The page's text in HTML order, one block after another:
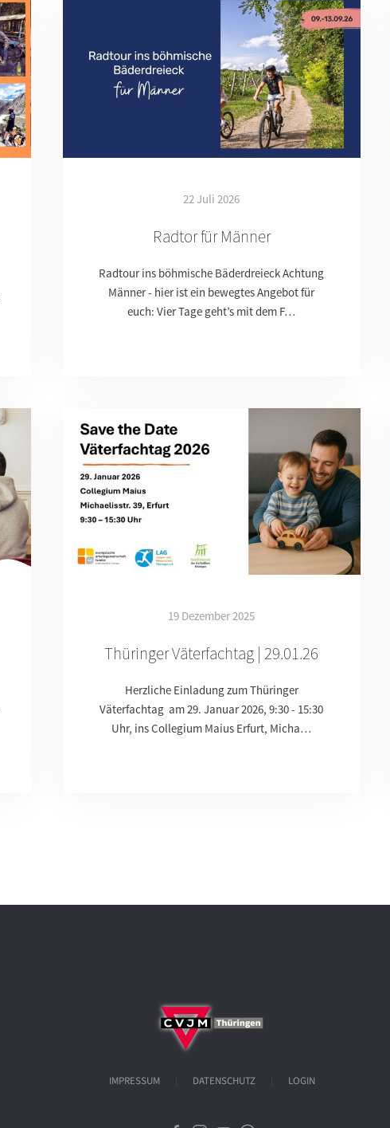
22 Juli 2026
Radtor für Männer
Radtour ins böhmische Bäderdreieck Achtung
Männer - hier ist ein bewegtes Angebot für
euch: Vier Tage geht’s mit dem F…
19 Dezember 2025
Thüringer Väterfachtag | 29.01.26
Herzliche Einladung zum Thüringer
Väterfachtag am 29. Januar 2026, 9:30 - 15:30
Uhr, ins Collegium Maius Erfurt, Micha…
IMPRESSUM DATENSCHUTZ LOGIN